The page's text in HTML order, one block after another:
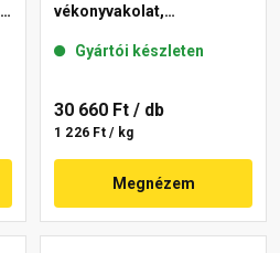
vékonyvakolat,
04-F 25 kg
Gyártói készleten
30 660 Ft / db
1 226 Ft / kg
Megnézem